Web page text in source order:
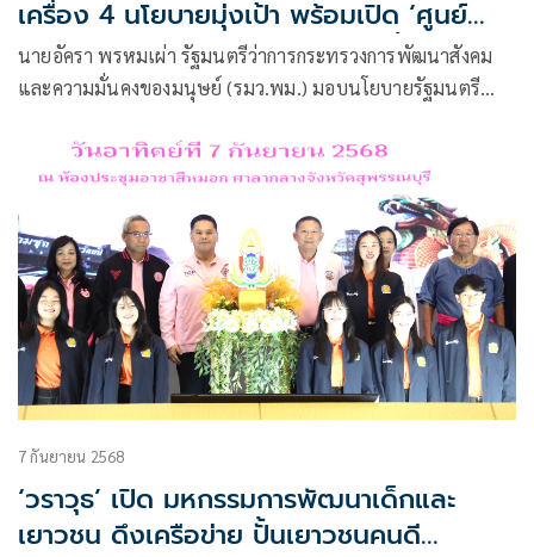
เครื่อง 4 นโยบายมุ่งเป้า พร้อมเปิด ‘ศูนย์
พม. Restart’ ช่วยกลุ่มเปราะบาง ตั้งหลักได้
จริง ลดรายจ่าย-สร้างรายได้-จัดการหนี้
นายอัครา พรหมเผ่า รัฐมนตรีว่าการกระทรวงการพัฒนาสังคม
และความมั่นคงของมนุษย์ (รมว.พม.) มอบนโยบายรัฐมนตรี
ประจำปีงบประมาณ พ.ศ. 2569
7 กันยายน 2568
‘วราวุธ’ เปิด มหกรรมการพัฒนาเด็กและ
เยาวชน ดึงเครือข่าย ปั้นเยาวชนคนดี